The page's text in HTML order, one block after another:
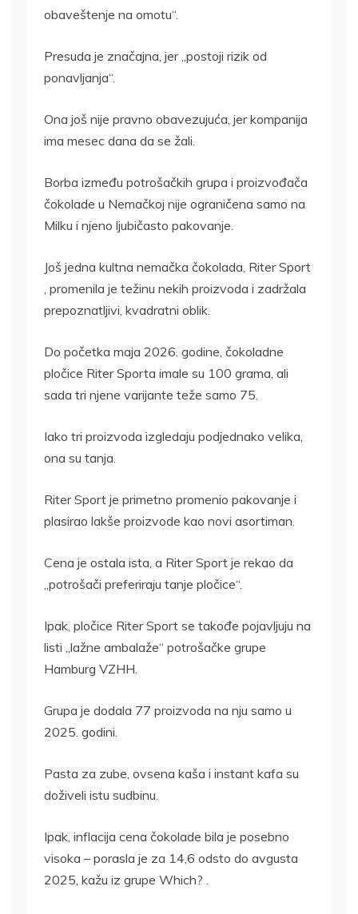
obaveštenje na omotu“.
Presuda je značajna, jer „postoji rizik od
ponavljanja“.
Ona još nije pravno obavezujuća, jer kompanija
ima mesec dana da se žali.
Borba između potrošačkih grupa i proizvođača
čokolade u Nemačkoj nije ograničena samo na
Milku i njeno ljubičasto pakovanje.
Još jedna kultna nemačka čokolada, Riter Sport
, promenila je težinu nekih proizvoda i zadržala
prepoznatljivi, kvadratni oblik.
Do početka maja 2026. godine, čokoladne
pločice Riter Sporta imale su 100 grama, ali
sada tri njene varijante teže samo 75.
Iako tri proizvoda izgledaju podjednako velika,
ona su tanja.
Riter Sport je primetno promenio pakovanje i
plasirao lakše proizvode kao novi asortiman.
Cena je ostala ista, a Riter Sport je rekao da
„potrošači preferiraju tanje pločice“.
Ipak, pločice Riter Sport se takođe pojavljuju na
listi „lažne ambalaže“ potrošačke grupe
Hamburg VZHH.
Grupa je dodala 77 proizvoda na nju samo u
2025. godini.
Pasta za zube, ovsena kaša i instant kafa su
doživeli istu sudbinu.
Ipak, inflacija cena čokolade bila je posebno
visoka – porasla je za 14,6 odsto do avgusta
2025, kažu iz grupe Which? .